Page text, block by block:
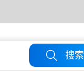
 搜索